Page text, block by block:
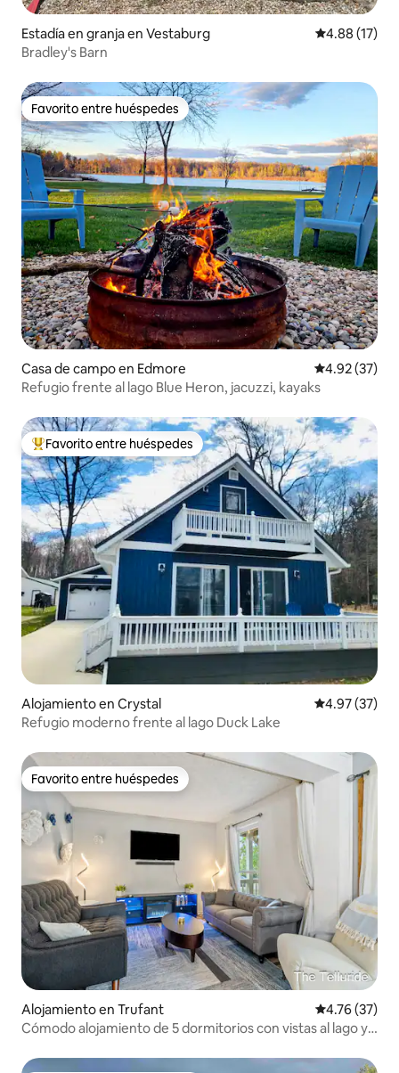
Estadía en granja en Vestaburg Calificación
4.88 (17)
Bradley's Barn
Favorito entre huéspedes
Favorito entre huéspedes
Casa de campo en Edmore Calificación
4.92 (37)
Refugio frente al lago Blue Heron, jacuzzi, kayaks
Favorito entre huéspedes preferido
Favorito entre huéspedes
Alojamiento en Crystal Calificación
4.97 (37)
Refugio moderno frente al lago Duck Lake
Favorito entre huéspedes
Favorito entre huéspedes
Alojamiento en Trufant Calificación
4.76 (37)
Cómodo alojamiento de 5 dormitorios con vistas al lago y